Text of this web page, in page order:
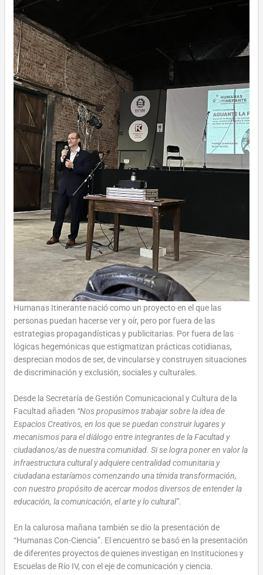
Humanas Itinerante nació como un proyecto en el que las
personas puedan hacerse ver y oír, pero por fuera de las
estrategias propagandísticas y publicitarias. Por fuera de las
lógicas hegemónicas que estigmatizan prácticas cotidianas,
desprecian modos de ser, de vincularse y construyen situaciones
de discriminación y exclusión, sociales y culturales.
Desde la Secretaría de Gestión Comunicacional y Cultura de la
Facultad añaden “Nos propusimos trabajar sobre la idea de
Espacios Creativos, en los que se puedan construir lugares y
mecanismos para el diálogo entre integrantes de la Facultad y
ciudadanos/as de nuestra comunidad. Si se logra poner en valor la
infraestructura cultural y adquiere centralidad comunitaria y
ciudadana estaríamos comenzando una tímida transformación,
con nuestro propósito de acercar modos diversos de entender la
educación, la comunicación, el arte y lo cultural”.
En la calurosa mañana también se dio la presentación de
“Humanas Con-Ciencia”. El encuentro se basó en la presentación
de diferentes proyectos de quienes investigan en Instituciones y
Escuelas de Río IV, con el eje de comunicación y ciencia.